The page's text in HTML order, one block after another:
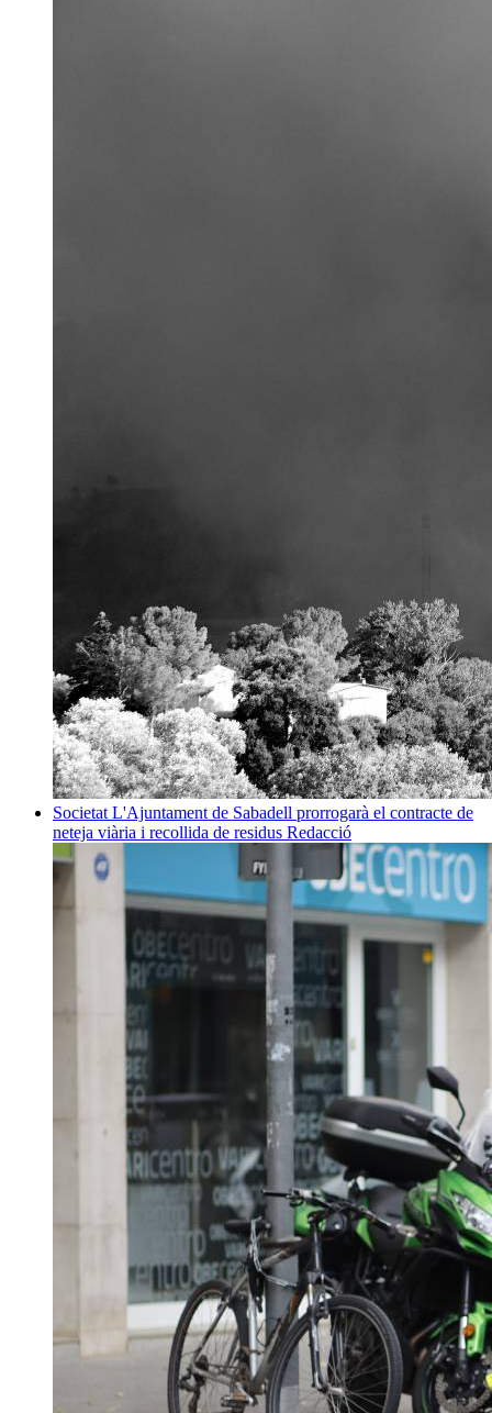
Societat L'Ajuntament de Sabadell prorrogarà el contracte de
neteja viària i recollida de residus Redacció